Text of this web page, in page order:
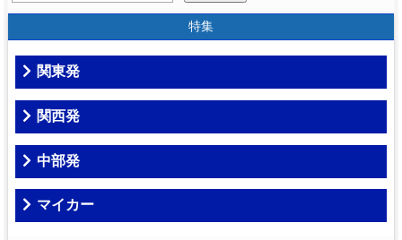
特集
関東発
関西発
中部発
マイカー